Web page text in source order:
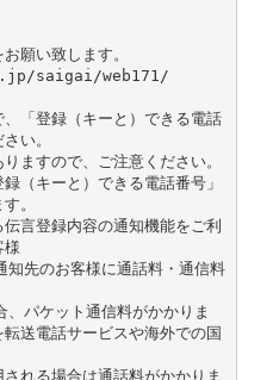
願い致します。
saigai/web171/
「登録（キーと）できる電話
い。
ますので、ご注意ください。
（キーと）できる電話番号」
。
言登録内容の通知機能をご利
様
先のお客様に通話料・通信料
パケット通信料がかかりま
送電話サービスや海外での国
れる場合は通話料がかかりま